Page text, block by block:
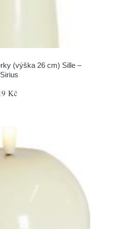
(výška 26 cm) Sille –
Sirius
Kč